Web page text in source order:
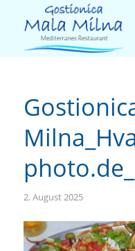
2. August 2025